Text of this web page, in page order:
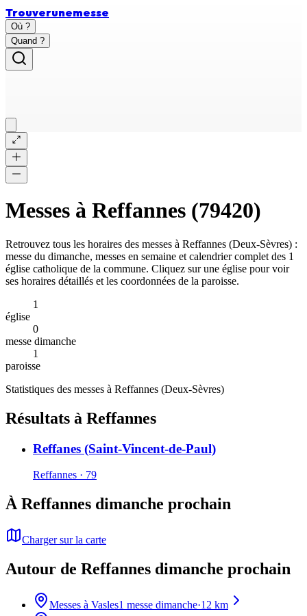
Trouverunemesse
Où ?
Quand ?
Messes à Reffannes (79420)
Retrouvez tous les horaires des messes à Reffannes (Deux-Sèvres) :
messe du dimanche, messes en semaine et calendrier complet des 1
église catholique de la commune. Cliquez sur une église pour voir
ses horaires détaillés et les coordonnées de la paroisse.
1
église
0
messe dimanche
1
paroisse
Statistiques des messes à Reffannes (Deux-Sèvres)
Résultats à Reffannes
Reffanes (Saint-Vincent-de-Paul)
Reffannes · 79
À Reffannes dimanche prochain
Charger sur la carte
Autour de Reffannes dimanche prochain
Messes à Vasles1 messe dimanche·12 km